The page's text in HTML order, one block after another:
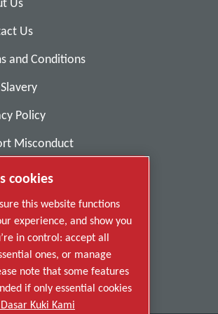
Us
and Conditions
Policy
Misconduct
cookies
this website functions
experience, and show you
in control: accept all
ones, or manage
note that some features
if only essential cookies
Kuki Kami